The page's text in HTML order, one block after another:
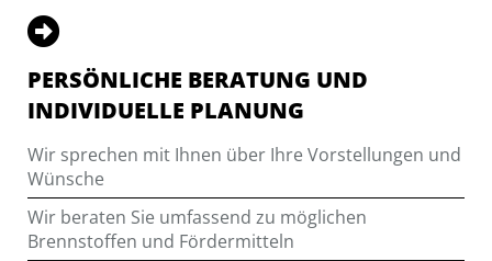
PERSÖNLICHE BERATUNG UND
INDIVIDUELLE PLANUNG
Wir sprechen mit Ihnen über Ihre Vorstellungen und
Wünsche
Wir beraten Sie umfassend zu möglichen
Brennstoffen und Fördermitteln